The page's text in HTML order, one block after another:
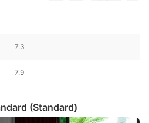
7.3
7.9
(Standard)